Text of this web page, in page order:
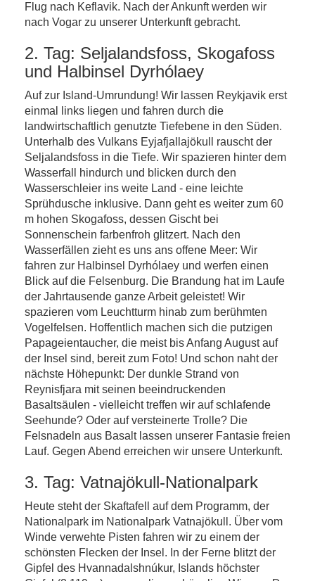
Flug nach Keflavik. Nach der Ankunft werden wir
nach Vogar zu unserer Unterkunft gebracht.
2. Tag: Seljalandsfoss, Skogafoss
und Halbinsel Dyrhólaey
Auf zur Island-Umrundung! Wir lassen Reykjavik erst
einmal links liegen und fahren durch die
landwirtschaftlich genutzte Tiefebene in den Süden.
Unterhalb des Vulkans Eyjafjallajökull rauscht der
Seljalandsfoss in die Tiefe. Wir spazieren hinter dem
Wasserfall hindurch und blicken durch den
Wasserschleier ins weite Land - eine leichte
Sprühdusche inklusive. Dann geht es weiter zum 60
m hohen Skogafoss, dessen Gischt bei
Sonnenschein farbenfroh glitzert. Nach den
Wasserfällen zieht es uns ans offene Meer: Wir
fahren zur Halbinsel Dyrhólaey und werfen einen
Blick auf die Felsenburg. Die Brandung hat im Laufe
der Jahrtausende ganze Arbeit geleistet! Wir
spazieren vom Leuchtturm hinab zum berühmten
Vogelfelsen. Hoffentlich machen sich die putzigen
Papageientaucher, die meist bis Anfang August auf
der Insel sind, bereit zum Foto! Und schon naht der
nächste Höhepunkt: Der dunkle Strand von
Reynisfjara mit seinen beeindruckenden
Basaltsäulen - vielleicht treffen wir auf schlafende
Seehunde? Oder auf versteinerte Trolle? Die
Felsnadeln aus Basalt lassen unserer Fantasie freien
Lauf. Gegen Abend erreichen wir unsere Unterkunft.
3. Tag: Vatnajökull-Nationalpark
Heute steht der Skaftafell auf dem Programm, der
Nationalpark im Nationalpark Vatnajökull. Über vom
Winde verwehte Pisten fahren wir zu einem der
schönsten Flecken der Insel. In der Ferne blitzt der
Gipfel des Hvannadalshnúkur, Islands höchster